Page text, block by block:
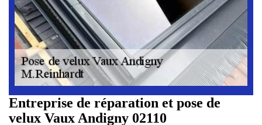
Entreprise de réparation et pose de
velux Vaux Andigny 02110